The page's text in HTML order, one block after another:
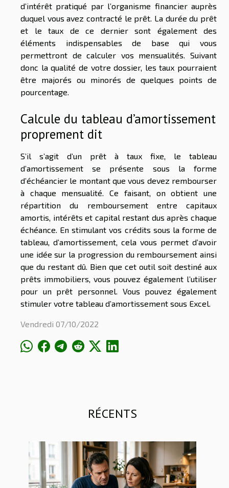
RÉCENTS
d’intérêt pratiqué par l’organisme financier auprès
duquel vous avez contracté le prêt. La durée du prêt
et le taux de ce dernier sont également des
éléments indispensables de base qui vous
permettront de calculer vos mensualités. Suivant
donc la qualité de votre dossier, les taux pourraient
être majorés ou minorés de quelques points de
pourcentage.
Calcule du tableau d’amortissement
proprement dit
S’il s’agit d’un prêt à taux fixe, le tableau
d’amortissement se présente sous la forme
d’échéancier le montant que vous devez rembourser
à chaque mensualité. Ce faisant, on obtient une
répartition du remboursement entre capitaux
amortis, intérêts et capital restant dus après chaque
échéance. En stimulant vos crédits sous la forme de
tableau, d’amortissement, cela vous permet d’avoir
une idée sur la progression du remboursement ainsi
que du restant dû. Bien que cet outil soit destiné aux
prêts immobiliers, vous pouvez également l’utiliser
pour un prêt personnel. Vous pouvez également
stimuler votre tableau d’amortissement sous Excel.
Vendredi 07/10/2022